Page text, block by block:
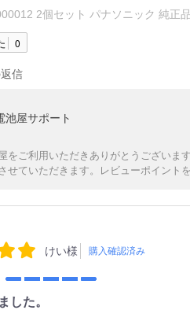
2個セット パナソニック 純正
0
信
池屋サポート
をご利用いただきありがとうございま
せていただきます。レビューポイント
けい様 購入確認済み
した。